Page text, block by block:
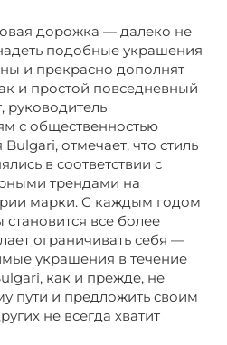
дорожка — далеко не
подобные украшения
и прекрасно дополнят
и простой повседневный
руководитель
с общественностью
отмечает, что стиль
в соответствии с
трендами на
марки. С каждым годом
все более
ограничивать себя —
украшения в течение
как и прежде, не
пути и предложить своим
не всегда хватит